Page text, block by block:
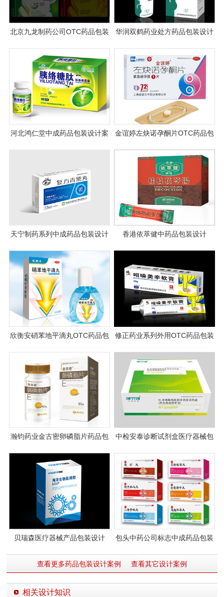
北京九龙制药公司OTC药品包装
华润双鹤药业处方药品包装设计
河北鸿仁堂中成药品包装设计案
金谊婷左炔诺孕酮片OTC药品包
天宁制药系列中成药品包装设计
香港依萃健中药品包装设计
欣衡安硝苯地平滴丸OTC药品包
修正药业系列外用OTC药品包装
瀚钧药业金古密卵磷脂片药品包
中检安泰诊断试剂盒医疗器械包
贝瑞森医疗器械产品包装设计
包头中药公司标志中成药品包装
查看更多药品包装设计案例
查看其它设计案例
相关设计知识